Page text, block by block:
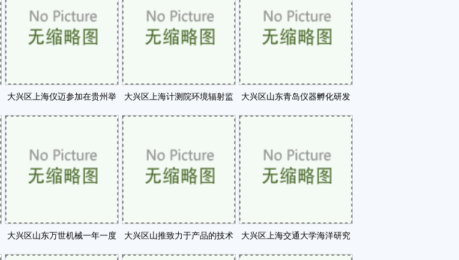
大兴区上海仪迈参加在贵州举 大兴区上海计测院环境辐射监 大兴区山东青岛仪器孵化研发
大兴区山东万世机械一年一度 大兴区山推致力于产品的技术 大兴区上海交通大学海洋研究